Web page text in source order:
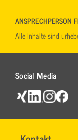
Name*
Social Media
ANSPRECHPERSON
Alle Inhalte sind